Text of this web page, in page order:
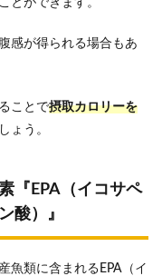
感が得られる場合もあ
ことで摂取カロリーを
ょう。
『EPA（イコサペ
酸）』
魚類に含まれるEPA（イ